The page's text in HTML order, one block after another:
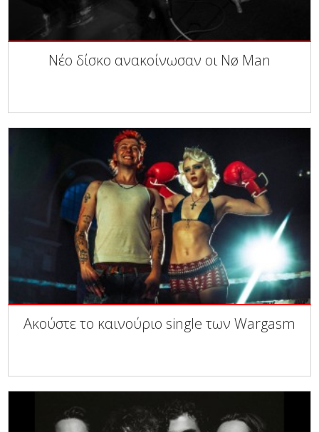
Νέο δίσκο ανακοίνωσαν οι Nø Man
Ακούστε το καινούριο single των Wargasm